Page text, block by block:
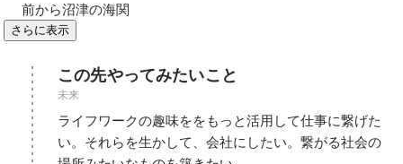
前から沼津の海関
さらに表示
この先やってみたいこと
未来
ライフワークの趣味ををもっと活用して仕事に繋げた
い。それらを生かして、会社にしたい。繋がる社会の